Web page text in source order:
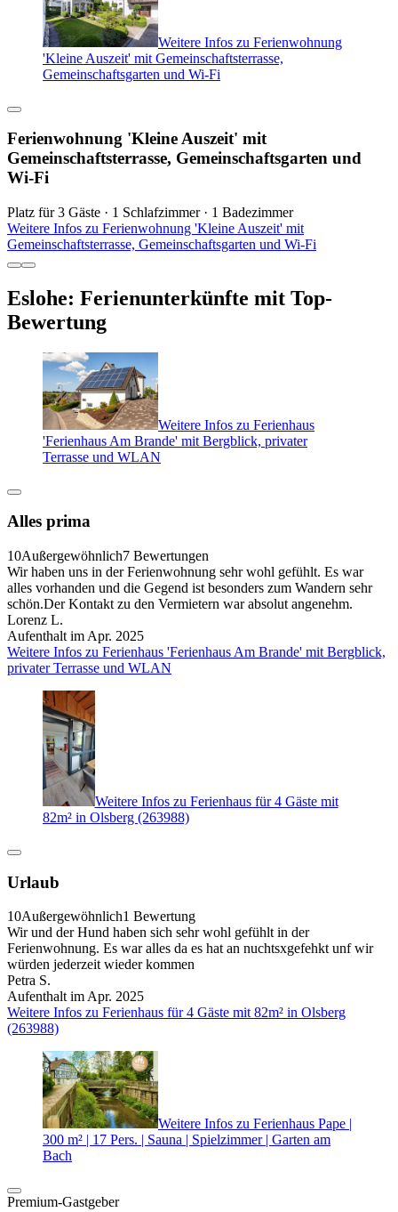
Weitere Infos zu Ferienwohnung
'Kleine Auszeit' mit Gemeinschaftsterrasse,
Gemeinschaftsgarten und Wi-Fi
Ferienwohnung 'Kleine Auszeit' mit
Gemeinschaftsterrasse, Gemeinschaftsgarten und
Wi-Fi
Platz für 3 Gäste · 1 Schlafzimmer · 1 Badezimmer
Weitere Infos zu Ferienwohnung 'Kleine Auszeit' mit
Gemeinschaftsterrasse, Gemeinschaftsgarten und Wi-Fi
Eslohe: Ferienunterkünfte mit Top-
Bewertung
Weitere Infos zu Ferienhaus
'Ferienhaus Am Brande' mit Bergblick, privater
Terrasse und WLAN
Alles prima
10Außergewöhnlich7 Bewertungen
Wir haben uns in der Ferienwohnung sehr wohl gefühlt. Es war
alles vorhanden und die Gegend ist besonders zum Wandern sehr
schön.Der Kontakt zu den Vermietern war absolut angenehm.
Lorenz L.
Aufenthalt im Apr. 2025
Weitere Infos zu Ferienhaus 'Ferienhaus Am Brande' mit Bergblick,
privater Terrasse und WLAN
Weitere Infos zu Ferienhaus für 4 Gäste mit
82m² in Olsberg (263988)
Urlaub
10Außergewöhnlich1 Bewertung
Wir und der Hund haben sich sehr wohl gefühlt in der
Ferienwohnung. Es war alles da es hat an nuchtsxgefehkt unf wir
würden jederzeit wieder kommen
Petra S.
Aufenthalt im Apr. 2025
Weitere Infos zu Ferienhaus für 4 Gäste mit 82m² in Olsberg
(263988)
Weitere Infos zu Ferienhaus Pape |
300 m² | 17 Pers. | Sauna | Spielzimmer | Garten am
Bach
Premium-Gastgeber